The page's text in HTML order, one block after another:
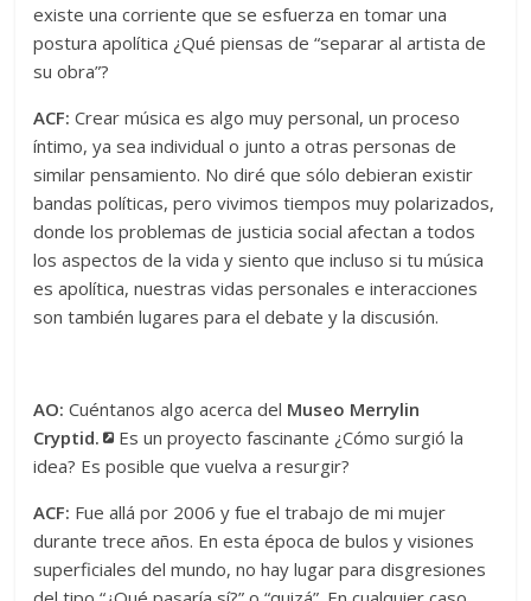
existe una corriente que se esfuerza en tomar una
postura apolítica ¿Qué piensas de “separar al artista de
su obra”?
ACF: Crear música es algo muy personal, un proceso
íntimo, ya sea individual o junto a otras personas de
similar pensamiento. No diré que sólo debieran existir
bandas políticas, pero vivimos tiempos muy polarizados,
donde los problemas de justicia social afectan a todos
los aspectos de la vida y siento que incluso si tu música
es apolítica, nuestras vidas personales e interacciones
son también lugares para el debate y la discusión.
AO:Cuéntanos algo acerca del Museo Merrylin
Cryptid.
Es un proyecto fascinante ¿Cómo surgió la
idea? Es posible que vuelva a resurgir?
ACF: Fue allá por 2006 y fue el trabajo de mi mujer
durante trece años. En esta época de bulos y visiones
superficiales del mundo, no hay lugar para disgresiones